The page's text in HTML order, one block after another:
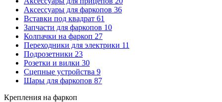
Аксессуары для фаркопов 36
Вставки под квадрат 61
Запчасти для фаркопов 10
Колпачки на фаркоп 27
Переходники для электрики 11
Подрозетники 23
Розетки и вилки 30
Сцепные устройства 9
Шары для фаркопов 87
Крепления на фаркоп